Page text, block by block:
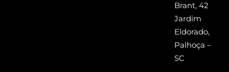
Brant, 42
Jardim
Eldorado,
Palhoça –
SC